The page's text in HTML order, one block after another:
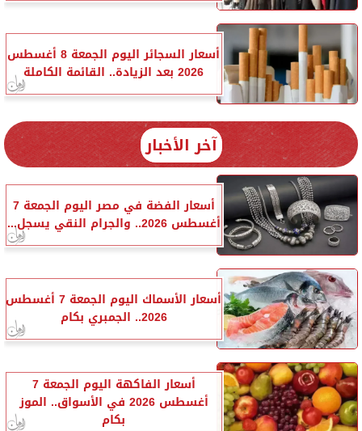
أسعار السجائر اليوم الجمعة 8 أغسطس
2026 بعد الزيادة.. القائمة الكاملة
آخر الأخبار
أسعار الفضة في مصر اليوم الجمعة 7
أغسطس 2026.. والجرام النقي يسجل...
أسعار الأسماك اليوم الجمعة 7 أغسطس
2026.. الجمبري بكام
أسعار الفاكهة اليوم الجمعة 7
أغسطس 2026 في الأسواق.. الموز
بكام